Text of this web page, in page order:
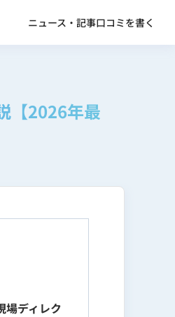
ニュース・記事口コミを書く
【2026年最
場ディレク